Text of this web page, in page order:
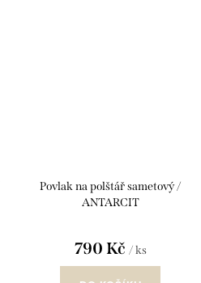
Povlak na polštář sametový /
ANTARCIT
790 Kč / ks